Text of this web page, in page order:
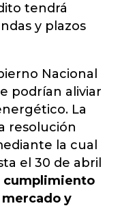
tendrá
y plazos
Nacional
podrían aliviar
La
resolución
la cual
el 30 de abril
cumplimiento
y